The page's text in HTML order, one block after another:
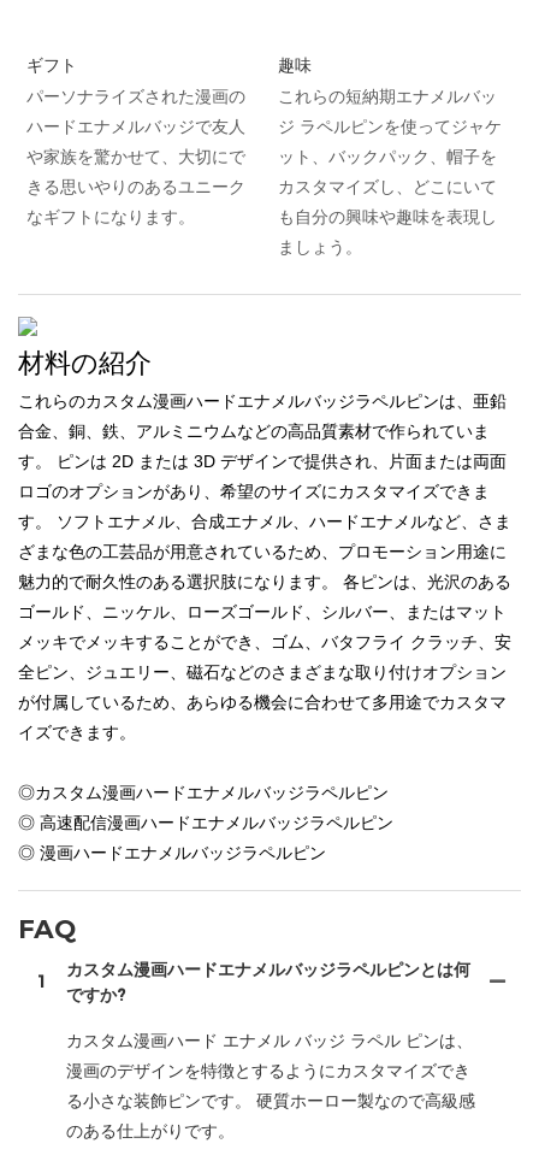
ギフト
パーソナライズされた漫画の
ハードエナメルバッジで友人
や家族を驚かせて、大切にで
きる思いやりのあるユニーク
なギフトになります。
趣味
これらの短納期エナメルバッ
ジ ラペルピンを使ってジャケ
ット、バックパック、帽子を
カスタマイズし、どこにいて
も自分の興味や趣味を表現し
ましょう。
材料の紹介
これらのカスタム漫画ハードエナメルバッジラペルピンは、亜鉛
合金、銅、鉄、アルミニウムなどの高品質素材で作られていま
す。 ピンは 2D または 3D デザインで提供され、片面または両面
ロゴのオプションがあり、希望のサイズにカスタマイズできま
す。 ソフトエナメル、合成エナメル、ハードエナメルなど、さま
ざまな色の工芸品が用意されているため、プロモーション用途に
魅力的で耐久性のある選択肢になります。 各ピンは、光沢のある
ゴールド、ニッケル、ローズゴールド、シルバー、またはマット
メッキでメッキすることができ、ゴム、バタフライ クラッチ、安
全ピン、ジュエリー、磁石などのさまざまな取り付けオプション
が付属しているため、あらゆる機会に合わせて多用途でカスタマ
イズできます。
◎カスタム漫画ハードエナメルバッジラペルピン
◎ 高速配信漫画ハードエナメルバッジラペルピン
◎ 漫画ハードエナメルバッジラペルピン
FAQ
1
カスタム漫画ハードエナメルバッジラペルピンとは何
ですか?
カスタム漫画ハード エナメル バッジ ラペル ピンは、
漫画のデザインを特徴とするようにカスタマイズでき
る小さな装飾ピンです。 硬質ホーロー製なので高級感
のある仕上がりです。